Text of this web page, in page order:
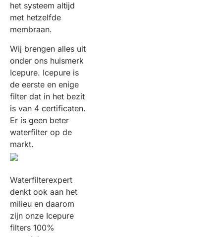
het systeem altijd
met hetzelfde
membraan.
Wij brengen alles uit
onder ons huismerk
Icepure. Icepure is
de eerste en enige
filter dat in het bezit
is van 4 certificaten.
Er is geen beter
waterfilter op de
markt.
Waterfilterexpert
denkt ook aan het
milieu en daarom
zijn onze Icepure
filters 100%